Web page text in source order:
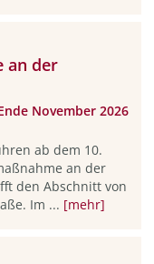
an der
November 2026
ab dem 10.
an der
den Abschnitt von
Im ... [mehr]